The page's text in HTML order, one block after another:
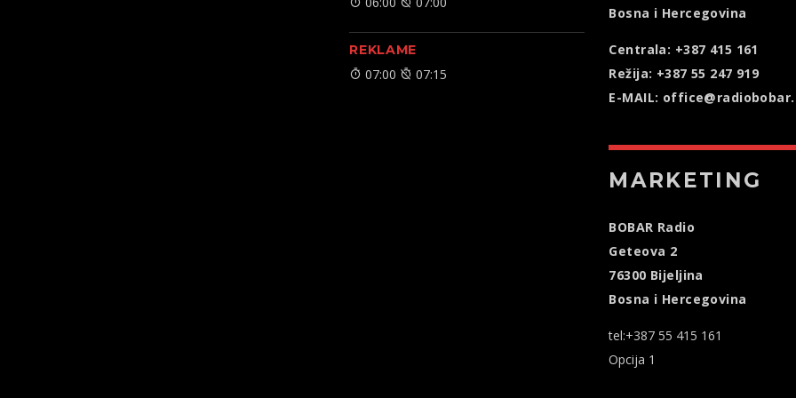
REKLAME
07:00 07:15
Bosna i Hercegovina
Centrala: +387 415 161
Režija: +387 55 247 919
E-MAIL:
MARKETING
BOBAR Radio
Geteova 2
76300 Bijeljina
Bosna i Hercegovina
tel:+387 55 415 161
Opcija 1